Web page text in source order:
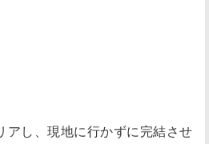
アし、現地に行かずに完結させ